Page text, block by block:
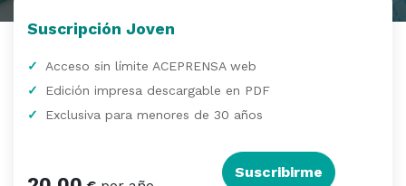
Suscripción Joven
Acceso sin límite ACEPRENSA web
Edición impresa descargable en PDF
Exclusiva para menores de 30 años
Suscribirme